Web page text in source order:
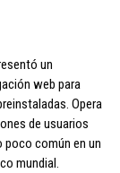
un
web para
Opera
de usuarios
poco común en un
mundial.